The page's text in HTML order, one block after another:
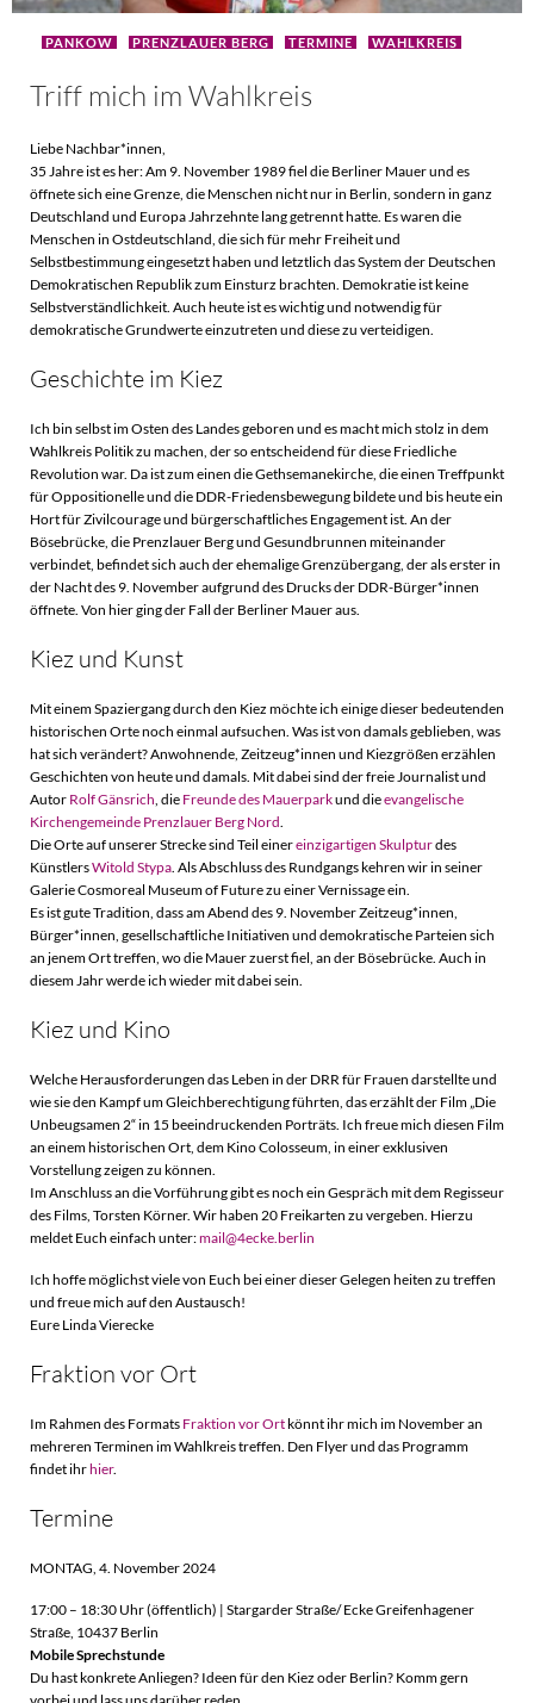
PANKOW PRENZLAUER BERG TERMINE WAHLKREIS
Triff mich im Wahlkreis
Liebe Nachbar*innen,
35 Jahre ist es her: Am 9. November 1989 fiel die Berliner Mauer und es
öffnete sich eine Grenze, die Menschen nicht nur in Berlin, sondern in ganz
Deutschland und Europa Jahrzehnte lang getrennt hatte. Es waren die
Menschen in Ostdeutschland, die sich für mehr Freiheit und
Selbstbestimmung eingesetzt haben und letztlich das System der Deutschen
Demokratischen Republik zum Einsturz brachten. Demokratie ist keine
Selbstverständlichkeit. Auch heute ist es wichtig und notwendig für
demokratische Grundwerte einzutreten und diese zu verteidigen.
Geschichte im Kiez
Ich bin selbst im Osten des Landes geboren und es macht mich stolz in dem
Wahlkreis Politik zu machen, der so entscheidend für diese Friedliche
Revolution war. Da ist zum einen die Gethsemanekirche, die einen Treffpunkt
für Oppositionelle und die DDR-Friedensbewegung bildete und bis heute ein
Hort für Zivilcourage und bürgerschaftliches Engagement ist. An der
Bösebrücke, die Prenzlauer Berg und Gesundbrunnen miteinander
verbindet, befindet sich auch der ehemalige Grenzübergang, der als erster in
der Nacht des 9. November aufgrund des Drucks der DDR-Bürger*innen
öffnete. Von hier ging der Fall der Berliner Mauer aus.
Kiez und Kunst
Mit einem Spaziergang durch den Kiez möchte ich einige dieser bedeutenden
historischen Orte noch einmal aufsuchen. Was ist von damals geblieben, was
hat sich verändert? Anwohnende, Zeitzeug*innen und Kiezgrößen erzählen
Geschichten von heute und damals. Mit dabei sind der freie Journalist und
Autor Rolf Gänsrich, die Freunde des Mauerparkund dieevangelische
Kirchengemeinde Prenzlauer Berg Nord.
Die Orte auf unserer Strecke sind Teil einereinzigartigen Skulpturdes
KünstlersWitold Stypa. Als Abschluss des Rundgangs kehren wir in seiner
Galerie Cosmoreal Museum of Future zu einer Vernissage ein.
Es ist gute Tradition, dass am Abend des 9. November Zeitzeug*innen,
Bürger*innen, gesellschaftliche Initiativen und demokratische Parteien sich
an jenem Ort treffen, wo die Mauer zuerst fiel, an der Bösebrücke. Auch in
diesem Jahr werde ich wieder mit dabei sein.
Kiez und Kino
Welche Herausforderungen das Leben in der DRR für Frauen darstellte und
wie sie den Kampf um Gleichberechtigung führten, das erzählt der Film „Die
Unbeugsamen 2“ in 15 beeindruckenden Porträts. Ich freue mich diesen Film
an einem historischen Ort, dem Kino Colosseum, in einer exklusiven
Vorstellung zeigen zu können.
Im Anschluss an die Vorführung gibt es noch ein Gespräch mit dem Regisseur
des Films, Torsten Körner. Wir haben 20 Freikarten zu vergeben. Hierzu
meldet Euch einfach unter:mail@4ecke.berlin
Ich hoffe möglichst viele von Euch bei einer dieser Gelegen heiten zu treffen
und freue mich auf den Austausch!
Eure Linda Vierecke
Fraktion vor Ort
Im Rahmen des Formats Fraktion vor Ortkönnt ihr mich im November an
mehreren Terminen im Wahlkreis treffen. Den Flyer und das Programm
findet ihrhier.
Termine
MONTAG, 4. November 2024
17:00 – 18:30 Uhr (öffentlich) | Stargarder Straße/ Ecke Greifenhagener
Straße, 10437 Berlin
Mobile Sprechstunde
Du hast konkrete Anliegen? Ideen für den Kiez oder Berlin? Komm gern